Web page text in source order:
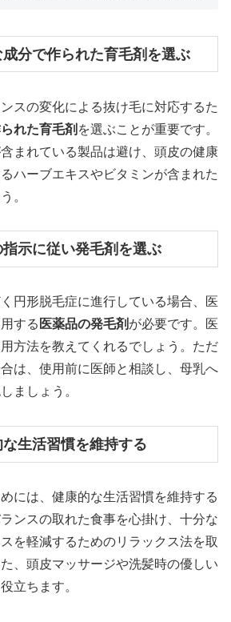
分で作られた育毛剤を選ぶ
スの変化による抜け毛に対応するた
れた育毛剤 を選ぶことが重要です。
まれている製品は避け、頭皮の健康
ハーブエキスやビタミンが含まれた
。
示に従い発毛剤を選ぶ
円形脱毛症に進行している場合、医
する 医薬品の発毛剤 が必要です。医
方法を教えてくれるでしょう。ただ
は、使用前に医師と相談し、母乳へ
ましょう。
生活習慣を維持する
には、健康的な生活習慣を維持する
ンスの取れた食事を心掛け、十分な
を軽減するためのリラックス法を取
、頭皮マッサージや洗髪時の優しい
立ちます。